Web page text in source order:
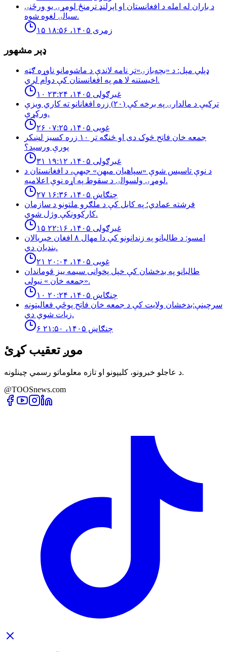
د باران له امله د افغانستان او اېرلنډ ترمنځ لومړۍ يو ورځنۍ
سيالۍ لغوه شوه.
۱۵ زمری ۱۴۰۵، ۱۸:۵۶
ډېر مشهور
ډېلي مېل: د «بچه‌بازۍ»تر نامه لاندې د ماشومانو ناوړه ګټه
اخیستنه لا هم په افغانستان کې دوام لري.
۱۰ غبرګولی ۱۴۰۵، ۲۳:۲۴
تركيې د مالدارۍ په برخه كې (٢٠) زره افغانانو ته كاري ويزې
وركړې.
۲۶ غویی ۱۴۰۵، ۰۷:۲۵
جمعه خان فاتح څوک دی او څنګه تر ۱۰ زره کسیز لښکر
پورې ورسېد؟
۳۱ غبرګولی ۱۴۰۵، ۱۹:۱۲
د نوې تاسیس شوې «سپاهیان میهن» جبهې، د افغانستان د
لومړۍ ولسوالۍ د سقوط په اړه نوې اعلامیه.
۲۷ چنګاښ ۱۴۰۵، ۱۶:۳۶
فرشته عمادي؛ په کابل کې د ملګرو ملتونو د سازمان
کارکوونکې وژل شوې.
۱۵ غبرګولی ۱۴۰۵، ۲۲:۱۶
امسو: د طالبانو په زندانونو كې دا مهال ٨ افغان خبريالان
بنديان دي.
۲۱ غویی ۱۴۰۵، ۲۰:۰۴
طالبانو په بدخشان كې خپل پخوانى سيمه ييز قوماندان
«جمعه خان » نيولى.
۱۰ چنګاښ ۱۴۰۵، ۲۰:۲۴
سرچینې:بدخشان ولایت کې د جمعه خان فاتح پوځي فعالیتونه
زیات شوي دي.
۶ چنګاښ ۱۴۰۵، ۲۱:۵۰
موږ تعقیب کړئ
د عاجلو خبرونو، کلیپونو او تازه معلوماتو رسمي چینلونه.
@TOOSnews.com